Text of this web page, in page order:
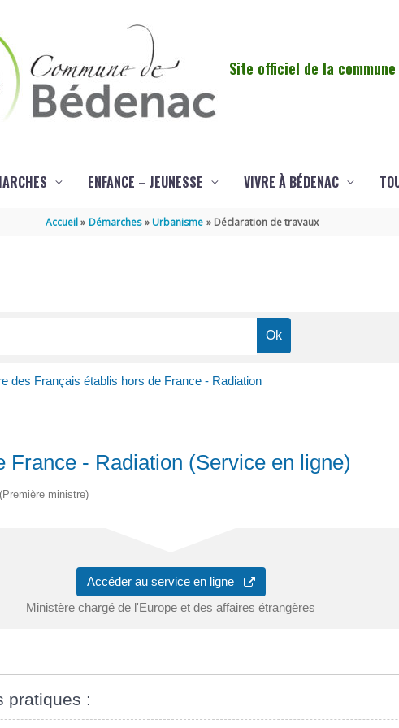
Site officiel de la commune
ENFANCE – JEUNESSE VIVRE À BÉDENAC
Accueil Démarches Urbanisme Déclaration de travaux
des Français établis hors de France - Radiation
- Radiation (Service en ligne)
ministre)
Accéder au service en ligne
Ministère chargé de l'Europe et des affaires étrangères
pratiques :